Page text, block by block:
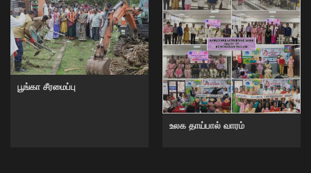
பூங்கா சீரமைப்பு
உலக தாய்பால் வாரம்